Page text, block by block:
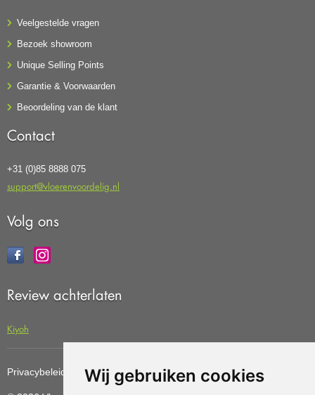
Wij gebruiken cookies
Veelgestelde vragen
Bezoek showroom
Unique Selling Points
Garantie & Voorwaarden
Beoordeling van de klant
Contact
+31 (0)85 8888 075
support@vloerenvoordelig.nl
Volg ons
Review achterlaten
Kiyoh
Privacybeleid Cookiebeleid Update cookies preferences